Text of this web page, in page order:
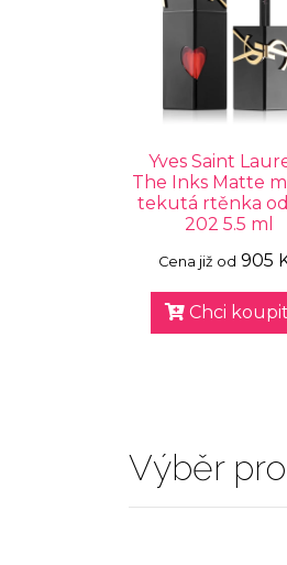
Yves Saint
The Inks Matte
tekutá rtěnka
202 5.5 ml
Cena již od 905
Chci koupit
Výběr